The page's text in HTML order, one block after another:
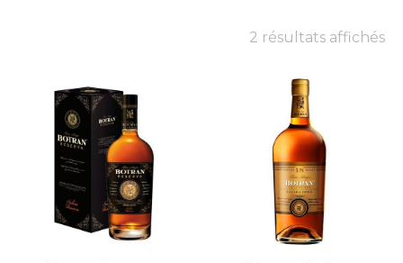
2 résultats affichés